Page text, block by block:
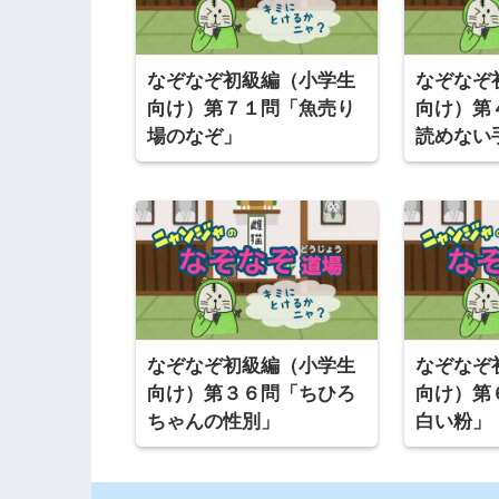
なぞなぞ初級編（小学生
向け）第７１問「魚売り
場のなぞ」
なぞなぞ
向け）第
読めない
なぞなぞ初級編（小学生
向け）第３６問「ちひろ
ちゃんの性別」
なぞなぞ
向け）第
白い粉」